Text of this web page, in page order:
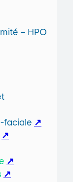
– HPO
faciale ↗
↗
↗
↗